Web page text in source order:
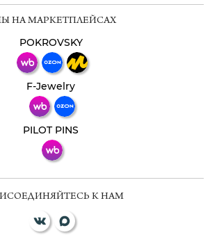
НА МАРКЕТПЛЕЙСАХ
POKROVSKY
F-Jewelry
PILOT PINS
К НАМ